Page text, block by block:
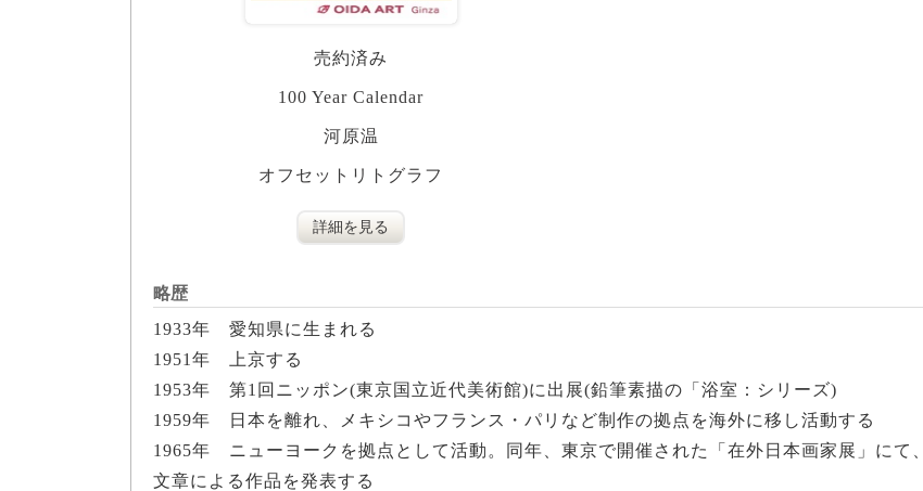
売約済み
100 Year Calendar
河原温
オフセットリトグラフ
詳細を見る
略歴
1933年 愛知県に生まれる
1951年 上京する
1953年 第1回ニッポン(東京国立近代美術館)に出展(鉛筆素描の「浴室：シリーズ)
1959年 日本を離れ、メキシコやフランス・パリなど制作の拠点を海外に移し活動する
1965年 ニューヨークを拠点として活動。同年、東京で開催された「在外日本画家展」にて、
文章による作品を発表する